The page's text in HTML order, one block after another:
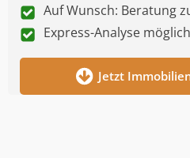
Auf Wunsch: Beratung
Express-Analyse möglich
Jetzt